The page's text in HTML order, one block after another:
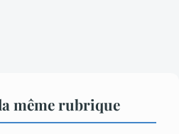
même rubrique